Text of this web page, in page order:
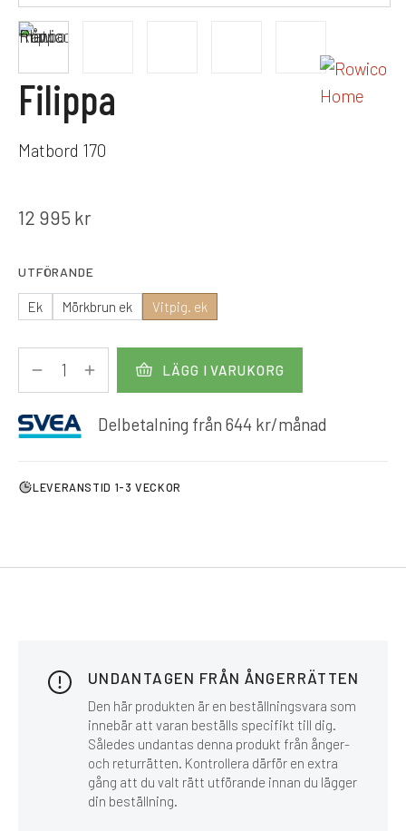
Filippa
Matbord 170
12 995 kr
UTFÖRANDE
Ek Mörkbrun ek Vitpig. ek
LÄGG I VARUKORG
Delbetalning från 644 kr/månad
LEVERANSTID 1-3 VECKOR
UNDANTAGEN FRÅN ÅNGERRÄTTEN
Den här produkten är en beställningsvara som
innebär att varan beställs specifikt till dig.
Således undantas denna produkt från ånger-
och returrätten. Kontrollera därför en extra
gång att du valt rätt utförande innan du lägger
din beställning.